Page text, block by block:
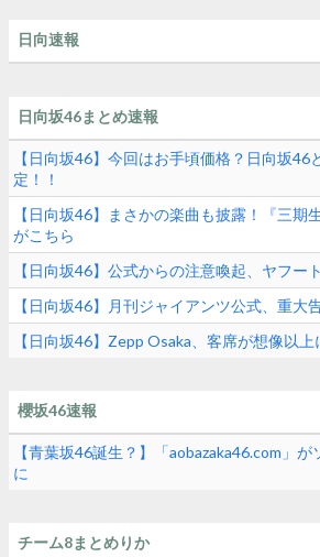
日向速報
日向坂46まとめ速報
【日向坂46】今回はお手頃価格？日向坂46
定！！
【日向坂46】まさかの楽曲も披露！『三期
がこちら
【日向坂46】公式からの注意喚起、ヤフー
【日向坂46】月刊ジャイアンツ公式、重大
【日向坂46】Zepp Osaka、客席が想像以
櫻坂46速報
【青葉坂46誕生？】「aobazaka46.com」
に
チーム8まとめりか